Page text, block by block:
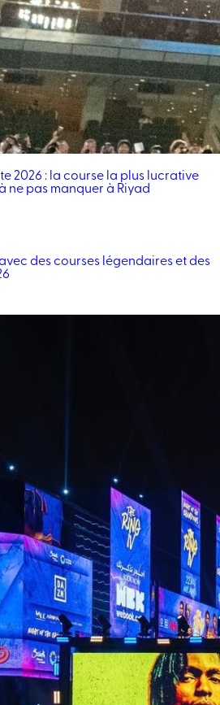
2026 : la course la plus lucrative
ne pas manquer à Riyad
des courses légendaires et des